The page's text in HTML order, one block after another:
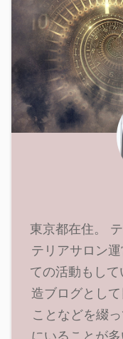
東京都在住。
テリアサロン
ての活動もし
造ブログとし
ことなどを綴
にいることが